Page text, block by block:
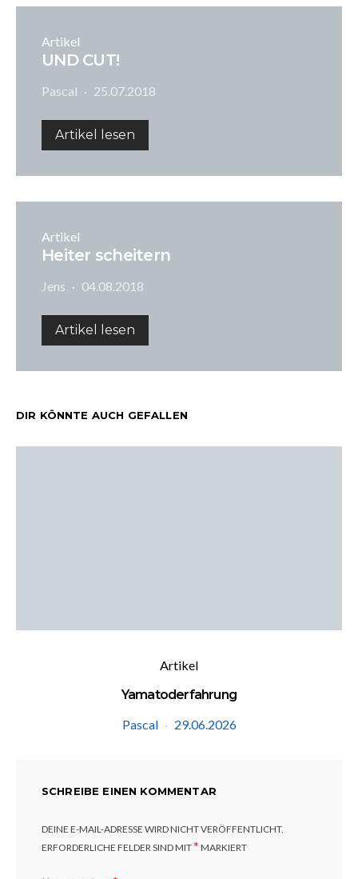
Artikel
UND CUT!
Pascal 25.07.2018
Artikel lesen
Artikel
Heiter scheitern
Jens 04.08.2018
Artikel lesen
DIR KÖNNTE AUCH GEFALLEN
Artikel
Yamatoderfahrung
Pascal
29.06.2026
SCHREIBE EINEN KOMMENTAR
DEINE E-MAIL-ADRESSE WIRD NICHT VERÖFFENTLICHT.
ERFORDERLICHE FELDER SIND MIT* MARKIERT